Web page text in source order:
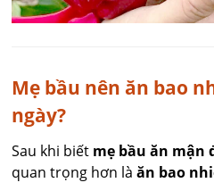
Mẹ bầu nên ăn bao
ngày?
Sau khi biết mẹ bầu ăn mận
quan trọng hơn làăn bao